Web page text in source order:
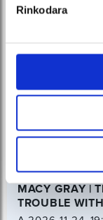
Rinkodara
MACY GRAY |
TROUBLE
TRUTH TOUR